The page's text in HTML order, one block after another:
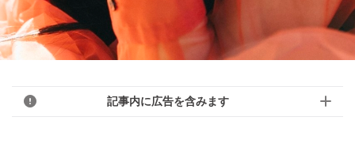
記事内に広告を含みます